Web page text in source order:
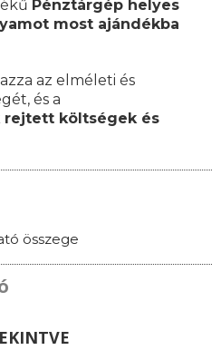
Pénztárgép helyes
most ajándékba
az elméleti és
és a
rejtett költségek és
összege